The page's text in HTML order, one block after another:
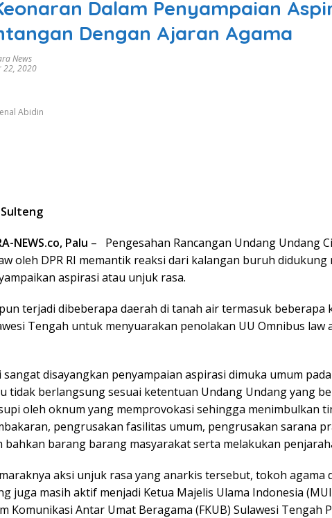
Dalam Penyampaian
Dengan Ajaran Agama
News
22, 2020
Abidin
NEWS.co, Palu – Pengesahan Rancangan Undang Undang
oleh DPR RI memantik reaksi dari kalangan buruh didukung
aspirasi atau unjuk rasa.
terjadi dibeberapa daerah di tanah air termasuk beberapa
Tengah untuk menyuarakan penolakan UU Omnibus law
disayangkan penyampaian aspirasi dimuka umum
tidak berlangsung sesuai ketentuan Undang Undang yang
oleh oknum yang memprovokasi sehingga menimbulkan
pengrusakan fasilitas umum, pengrusakan sarana
bahkan barang barang masyarakat serta melakukan
aksi unjuk rasa yang anarkis tersebut, tokoh agama
juga masih aktif menjadi Ketua Majelis Ulama Indonesia
Komunikasi Antar Umat Beragama (FKUB) Sulawesi Tengah